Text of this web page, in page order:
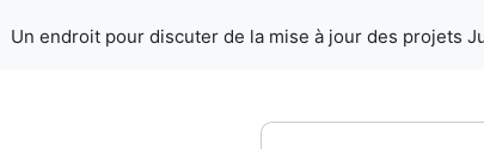
Un endroit pour discuter de la mise à jour des projets